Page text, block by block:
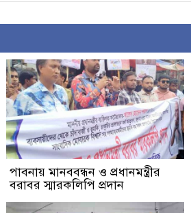
পাবনায় মানববন্ধন ও প্রধানমন্ত্রীর
বরাবর স্মারকলিপি প্রদান